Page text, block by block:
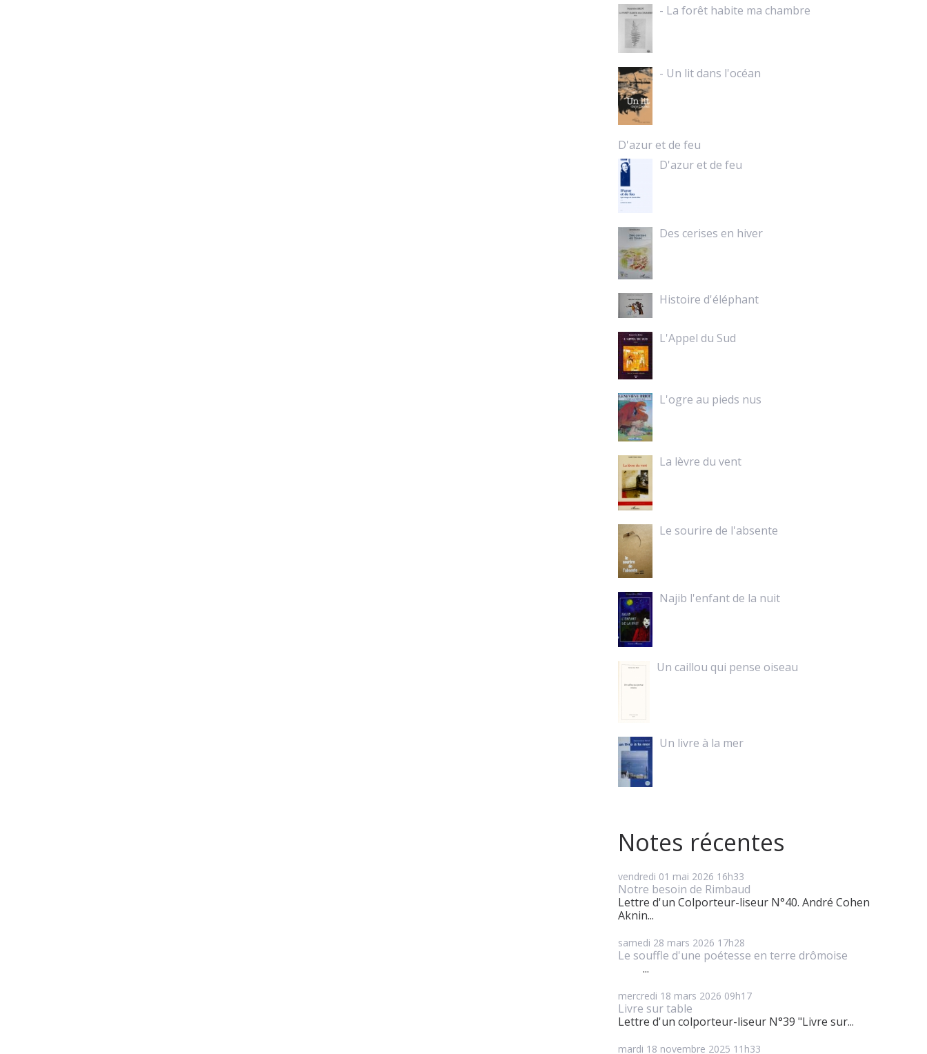
- La forêt habite ma chambre
- Un lit dans l'océan
D'azur et de feu
D'azur et de feu
Des cerises en hiver
Histoire d'éléphant
L'Appel du Sud
L'ogre au pieds nus
La lèvre du vent
Le sourire de l'absente
Najib l'enfant de la nuit
Un caillou qui pense oiseau
Un livre à la mer
Notes récentes
vendredi 01 mai 2026 16h33
Notre besoin de Rimbaud
Lettre d'un Colporteur-liseur N°40. André Cohen
Aknin...
samedi 28 mars 2026 17h28
Le souffle d'une poétesse en terre drômoise
...
mercredi 18 mars 2026 09h17
Livre sur table
Lettre d'un colporteur-liseur N°39 "Livre sur...
mardi 18 novembre 2025 11h33